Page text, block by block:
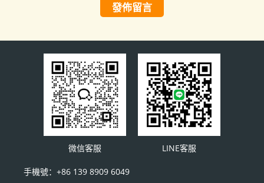
發佈留言
微信客服 LINE客服
手機號：+86 139 8909 6049